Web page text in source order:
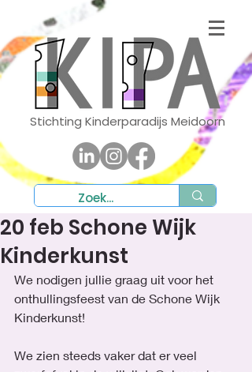
Stichting Kinderparadijs Meidoorn
20 feb Schone Wijk
Kinderkunst
We nodigen jullie graag uit voor het
onthullingsfeest van de Schone Wijk
Kinderkunst!
We zien steeds vaker dat er veel